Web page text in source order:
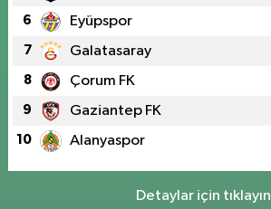
6 Eyüpspor
7 Galatasaray
8 Çorum FK
9 Gaziantep FK
10 Alanyaspor
Detaylar için tıklayın